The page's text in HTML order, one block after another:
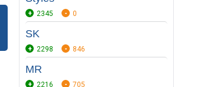
2345 0
SK
2298 846
MR
2216 705